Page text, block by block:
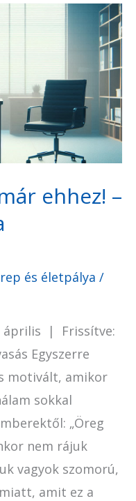
ehhez! –
és életpálya /
április | Frissítve:
Egyszerre
motivált, amikor
sokkal
„Öreg
nem rájuk
vagyok szomorú,
amit ez a